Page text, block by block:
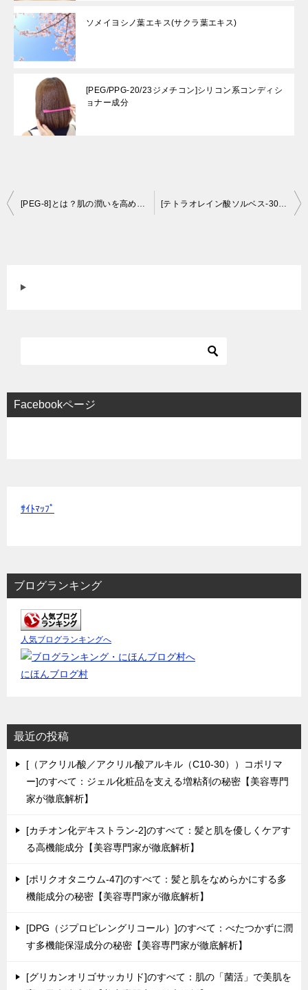
ソメイヨシノ葉エキス(サクラ葉エキス)
[PEG/PPG-20/23ジメチコン]シリコン系コンディシ
ョナー成分
投
[PEG-8]とは？肌の潤いを高める多機能成分の秘密を徹底解析【美容専門家が徹底解析】 [テトラオレイン酸ソルベス-30]とは？クレンジングの秘密を解き明かす多機能成分【美容専門家が徹底解析】
Facebookページ
ｻｲﾄﾏｯﾌﾟ
ブログランキング
人気ブログランキングへ
にほんブログ村
最近の投稿
[（アクリル酸／アクリル酸アルキル（C10-30））コポリマ
ー]のすべて：ジェル化粧品を支える増粘剤の秘密【美容専門
家が徹底解析】
[カチオン化デキストラン-2]のすべて：髪と肌を優しくケアす
る高機能成分【美容専門家が徹底解析】
[ポリクオタニウム-47]のすべて：髪と肌をなめらかにする多
機能成分の秘密【美容専門家が徹底解析】
[DPG（ジプロピレングリコール）]のすべて：べたつかずに潤
す多機能保湿成分の秘密【美容専門家が徹底解析】
[グリカンオリゴサッカリド]のすべて：肌の「菌活」で美肌を